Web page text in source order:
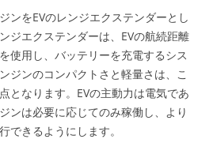
ンをEVのレンジエクステンダーとし
ジエクステンダーは、EVの航続距離
使用し、バッテリーを充電するシス
ジンのコンパクトさと軽量さは、こ
となります。EVの主動力は電気であ
ンは必要に応じてのみ稼働し、より
できるようにします。